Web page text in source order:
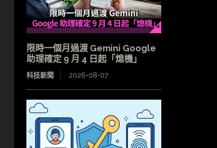
限時一個月過渡 Gemini Google
助理確定 9 月 4 日起「熄機」
科技新聞 2026-08-07